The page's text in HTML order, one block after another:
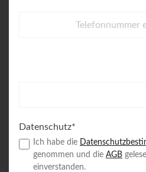
Datenschutz*
Ich habe die
genommen und die AGB
einverstanden.